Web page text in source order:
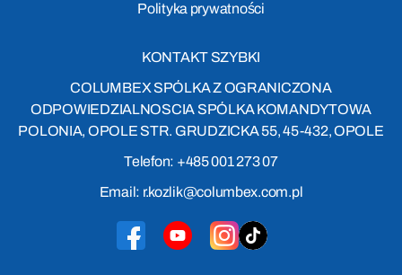
Polityka prywatności
KONTAKT SZYBKI
COLUMBEX SPÓLKA Z OGRANICZONA
ODPOWIEDZIALNOSCIA SPÓLKA KOMANDYTOWA
POLONIA, OPOLE STR. GRUDZICKA 55, 45-432, OPOLE
Telefon: +485 001 273 07
Email: r.kozlik@columbex.com.pl